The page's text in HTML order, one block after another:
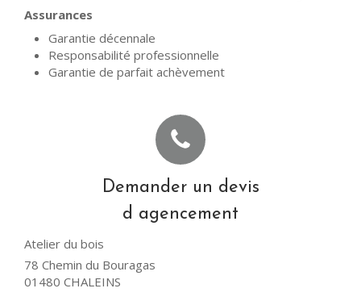
Assurances
Garantie décennale
Responsabilité professionnelle
Garantie de parfait achèvement
Demander un devis
d agencement
Atelier du bois
78 Chemin du Bouragas
01480 CHALEINS